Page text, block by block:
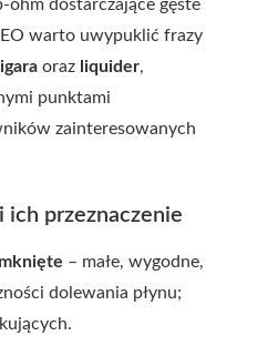
ohm dostarczające gęste
warto uwypuklić frazy
oraz liquider,
punktami
zainteresowanych
ich przeznaczenie
– małe, wygodne,
dolewania płynu;